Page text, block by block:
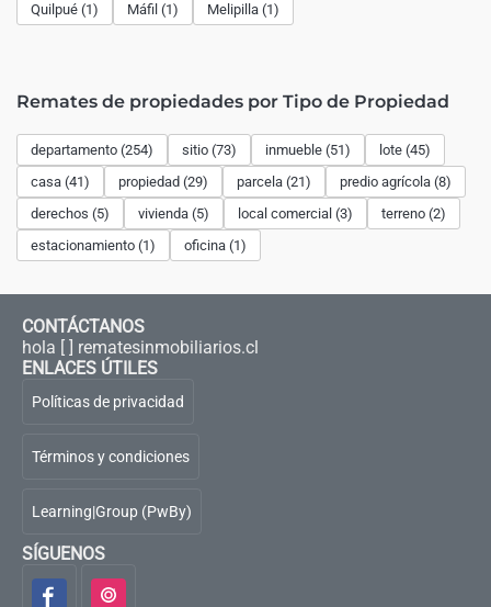
Quilpué (1)
Máfil (1) Melipilla (1)
Remates de propiedades por Tipo de Propiedad
departamento (254) sitio (73) inmueble (51)
lote (45)
casa (41)
propiedad (29) parcela (21)
predio agrícola (8)
derechos (5)
vivienda (5) local comercial (3)
terreno (2)
estacionamiento (1)
oficina (1)
CONTÁCTANOS
hola [ ] rematesinmobiliarios.cl
ENLACES ÚTILES
Políticas de privacidad
Términos y condiciones
Learning|Group (PwBy)
SÍGUENOS